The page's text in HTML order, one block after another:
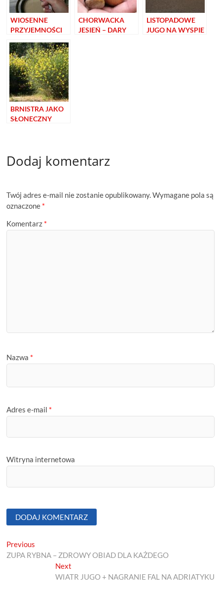
WIOSENNE
PRZYJEMNOŚCI
CHORWACKA
JESIEŃ – DARY
LISTOPADOWE
JUGO NA WYSPIE
BRNISTRA JAKO
SŁONECZNY
Dodaj komentarz
Twój adres e-mail nie zostanie opublikowany.Wymagane pola są
oznaczone *
Komentarz *
Nazwa *
Adres e-mail *
Witryna internetowa
Nawigacja
wpisu
Previous
post:
ZUPA RYBNA – ZDROWY OBIAD DLA KAŻDEGO
NextNext
post:
WIATR JUGO + NAGRANIE FAL NA ADRIATYKU